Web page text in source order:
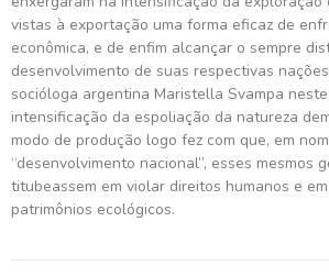
vistas à exportação uma forma eficaz de
econômica, e de enfim alcançar o sempre
desenvolvimento de suas respectivas
socióloga argentina Maristella Svampa
intensificação da espoliação da natureza
modo de produção logo fez com que, em
“desenvolvimento nacional”, esses mesmos
titubeassem em violar direitos humanos e
patrimônios ecológicos.